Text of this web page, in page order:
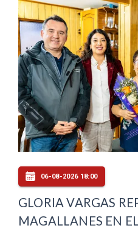
06-08-2026 18:00
GLORIA VARGAS
MAGALLANES EN